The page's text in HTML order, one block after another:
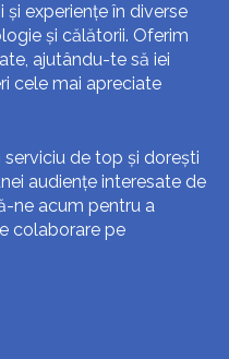
experiențe în diverse
și călătorii. Oferim
ajutându-te să iei
cele mai apreciate
de top și dorești
audiențe interesate de
ne acum pentru a
colaborare pe